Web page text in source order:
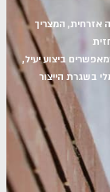
אזרחית, המצריך
ביצוע יעיל,
בשגרת הייצור